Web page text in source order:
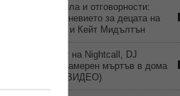
Строги правила и отговорности:
какво е ежедневието за децата на
принц Уилям и Кейт Мидълтън
Хитмейкърът на Nightcall, DJ
Kavinsky, е намерен мъртъв в дома
си в Париж (ВИДЕО)